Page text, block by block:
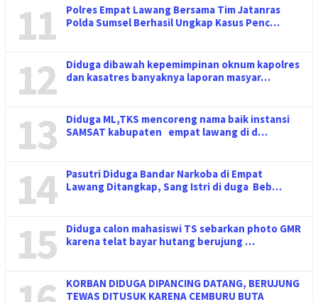
11
Polres Empat Lawang Bersama Tim Jatanras
Polda Sumsel Berhasil Ungkap Kasus Penc…
12
Diduga dibawah kepemimpinan oknum kapolres
dan kasatres banyaknya laporan masyar…
13
Diduga ML,TKS mencoreng nama baik instansi
SAMSAT kabupaten empat lawang di d…
14
Pasutri Diduga Bandar Narkoba di Empat
Lawang Ditangkap, Sang Istri di duga Beb…
15
Diduga calon mahasiswi TS sebarkan photo GMR
karena telat bayar hutang berujung …
KORBAN DIDUGA DIPANCING DATANG, BERUJUNG
TEWAS DITUSUK KARENA CEMBURU BUTA